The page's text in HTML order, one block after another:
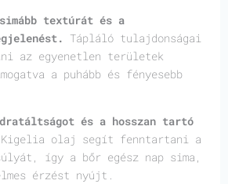
textúrát és a
Tápláló tulajdonságai
az egyenetlen területek
a puhább és fényesebb
és a hosszan tartó
Kigelia olaj segít fenntartani a
így a bőr egész nap sima,
érzést nyújt.